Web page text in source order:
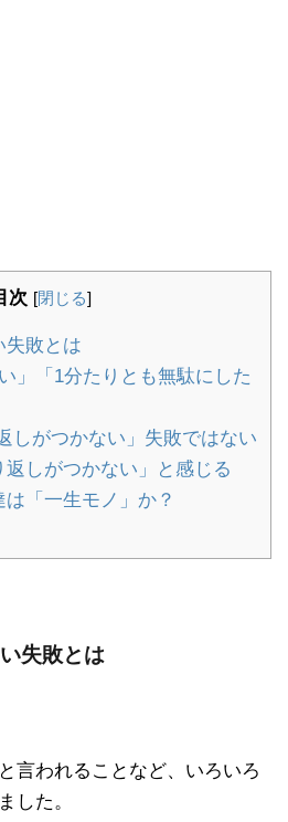
次 [閉じる]
失敗とは
」「1分たりとも無駄にした
しがつかない」失敗ではない
しがつかない」と感じる
「一生モノ」か？
失敗とは
言われることなど、いろいろ
した。